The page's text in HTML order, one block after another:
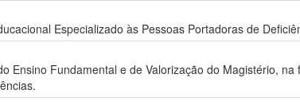
Especializado às Pessoas Portadoras de
Ensino Fundamental e de Valorização do Magistério,